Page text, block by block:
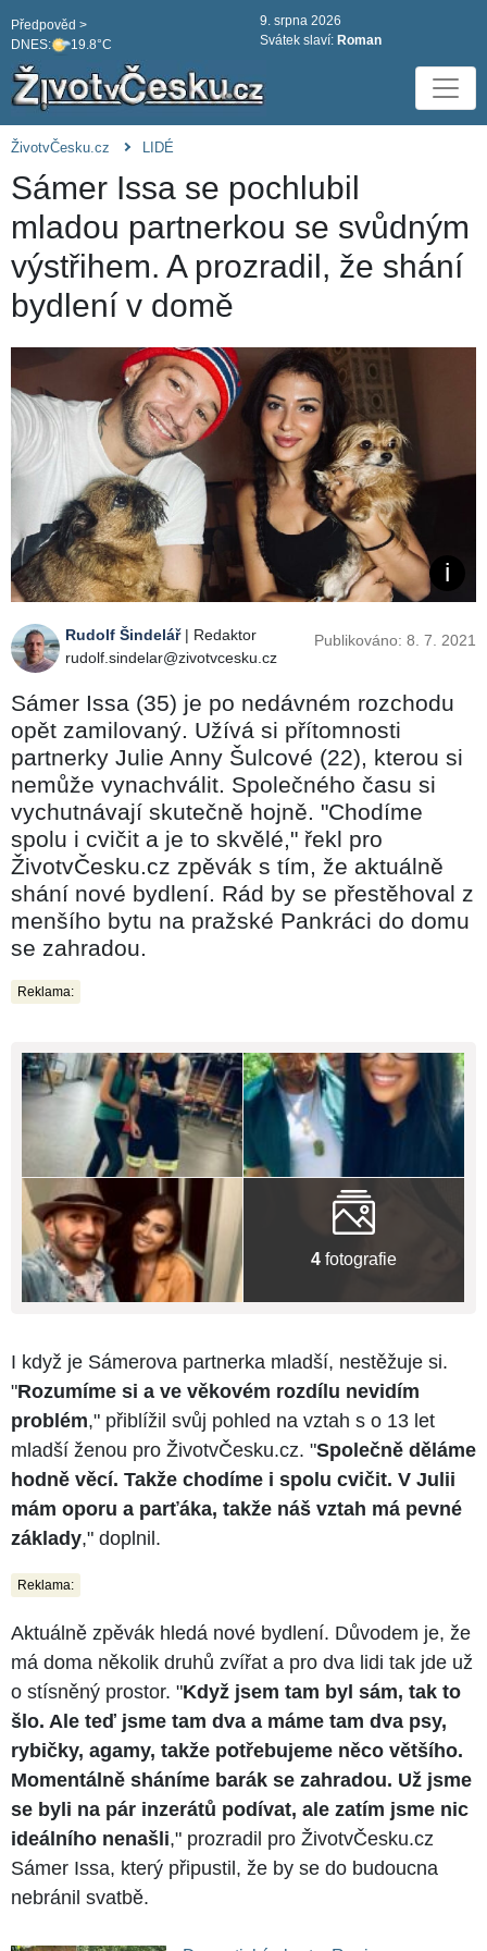
DNES: 19.8°C
Předpověd >
9. srpna 2026
Svátek slaví: Roman
ŽivotvČesku.cz LIDÉ
Sámer Issa se pochlubil
mladou partnerkou se svůdným
výstřihem. A prozradil, že shání
bydlení v domě
Rudolf Šindelář| Redaktor
rudolf.sindelar@zivotvcesku.cz
Publikováno: 8. 7. 2021
Sámer Issa (35) je po nedávném rozchodu
opět zamilovaný. Užívá si přítomnosti
partnerky Julie Anny Šulcové (22), kterou si
nemůže vynachválit. Společného času si
vychutnávají skutečně hojně. "Chodíme
spolu i cvičit a je to skvělé," řekl pro
ŽivotvČesku.cz zpěvák s tím, že aktuálně
shání nové bydlení. Rád by se přestěhoval z
menšího bytu na pražské Pankráci do domu
se zahradou.
Reklama:
4 fotografie
I když je Sámerova partnerka mladší, nestěžuje si.
"Rozumíme si a ve věkovém rozdílu nevidím
problém," přiblížil svůj pohled na vztah s o 13 let
mladší ženou pro ŽivotvČesku.cz. "Společně děláme
hodně věcí. Takže chodíme i spolu cvičit. V Julii
mám oporu a parťáka, takže náš vztah má pevné
základy," doplnil.
Reklama:
Aktuálně zpěvák hledá nové bydlení. Důvodem je, že
má doma několik druhů zvířat a pro dva lidi tak jde už
o stísněný prostor. "Když jsem tam byl sám, tak to
šlo. Ale teď jsme tam dva a máme tam dva psy,
rybičky, agamy, takže potřebujeme něco většího.
Momentálně sháníme barák se zahradou. Už jsme
se byli na pár inzerátů podívat, ale zatím jsme nic
ideálního nenašli," prozradil pro ŽivotvČesku.cz
Sámer Issa, který připustil, že by se do budoucna
nebránil svatbě.